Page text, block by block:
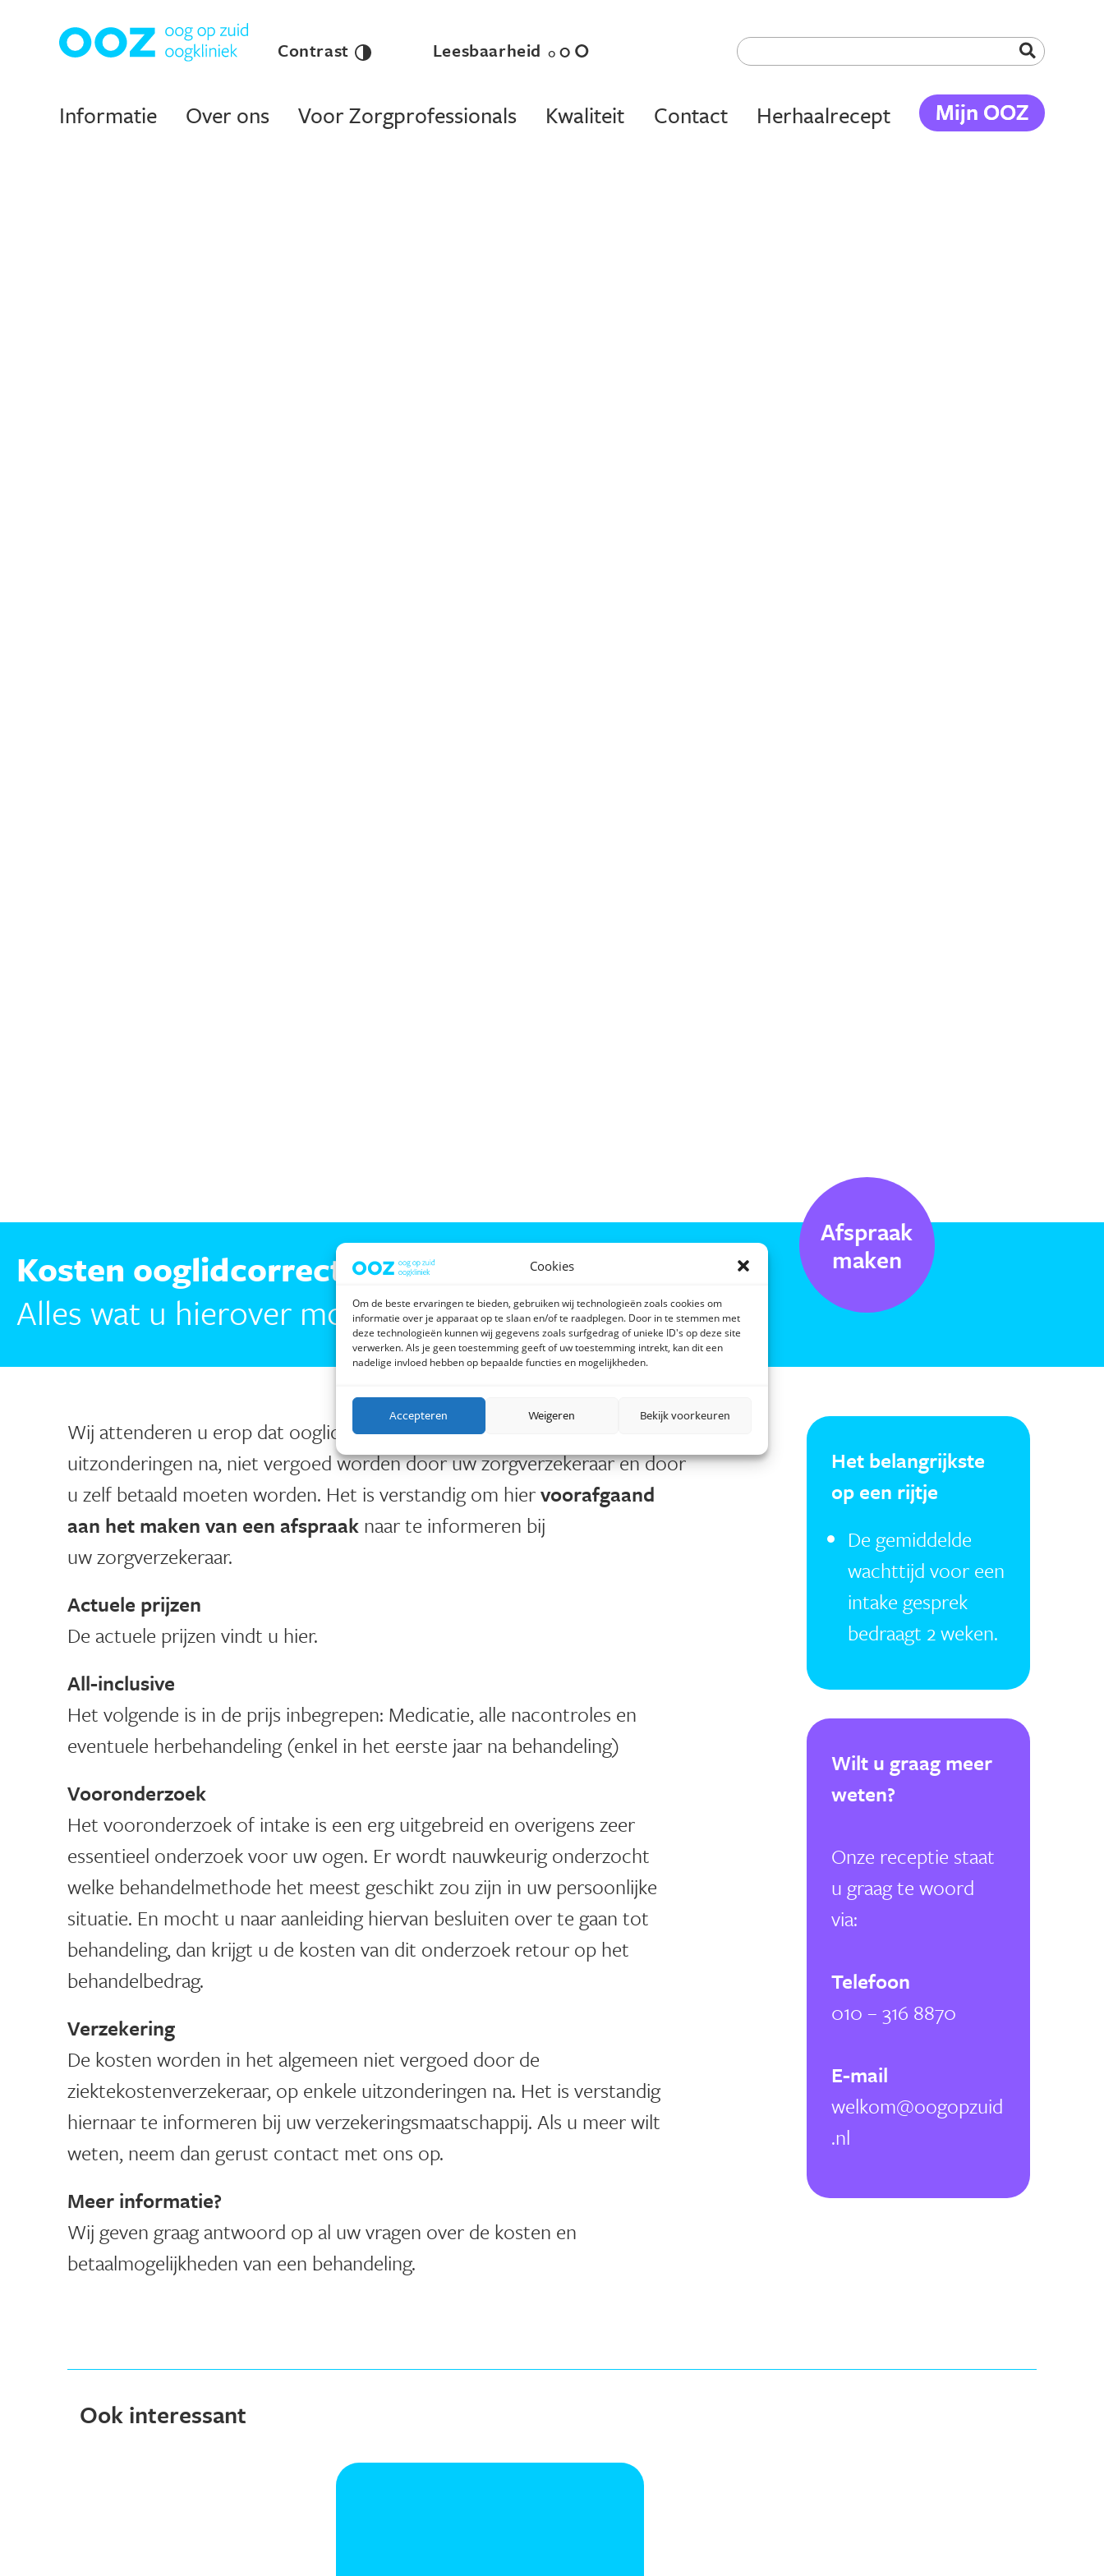
Cookies
Om de beste ervaringen te bieden, gebruiken wij technologieën zoals cookies om
informatie over je apparaat op te slaan en/of te raadplegen. Door in te stemmen met
deze technologieën kunnen wij gegevens zoals surfgedrag of unieke ID's op deze site
verwerken. Als je geen toestemming geeft of uw toestemming intrekt, kan dit een
nadelige invloed hebben op bepaalde functies en mogelijkheden.
Accepteren Weigeren Bekijk voorkeuren
Contrast Leesbaarheid
Informatie Over ons Voor Zorgprofessionals Kwaliteit Contact Herhaalrecept Mijn OOZ
Kosten ooglidcorrecties
Alles wat u hierover moet weten
Afspraak
maken
Wij attenderen u erop dat ooglidcorrectiesin het algemeen
uitzonderingen na, niet vergoed worden door uw zorgverzekeraar en door
u zelf betaald moeten worden. Het is verstandig om hiervoorafgaand
aan het maken van een afspraak naar te informeren bij
uwzorgverzekeraar.
Actuele prijzen
De actuele prijzen vindt u hier.
All-inclusive
Het volgende is in de prijs inbegrepen: Medicatie, alle nacontroles en
eventuele herbehandeling (enkel in het eerste jaar na behandeling)
Vooronderzoek
Het vooronderzoek of intake is een erg uitgebreid en overigens zeer
essentieel onderzoek voor uw ogen. Er wordt nauwkeurig onderzocht
welke behandelmethode het meest geschikt zou zijn in uw persoonlijke
situatie. En mocht u naar aanleiding hiervan besluiten over te gaan tot
behandeling, dan krijgt u de kosten van dit onderzoek retour op het
behandelbedrag.
Verzekering
De kosten worden in het algemeen niet vergoed door de
ziektekostenverzekeraar, op enkele uitzonderingen na. Het is verstandig
hiernaar te informeren bij uw verzekeringsmaatschappij. Als u meer wilt
weten, neem dan gerust contact met ons op.
Meer informatie?
Wij geven graag antwoord op al uw vragen over de kosten en
betaalmogelijkheden van een behandeling.
Het belangrijkste
op een rijtje
De gemiddelde
wachttijd voor een
intake gesprek
bedraagt 2 weken.
Wilt u graag meer
weten?
Onze receptie staat
u graag te woord
via:
Telefoon
010 – 316 8870
E-mail
welkom@oogopzuid
.nl
Ook interessant